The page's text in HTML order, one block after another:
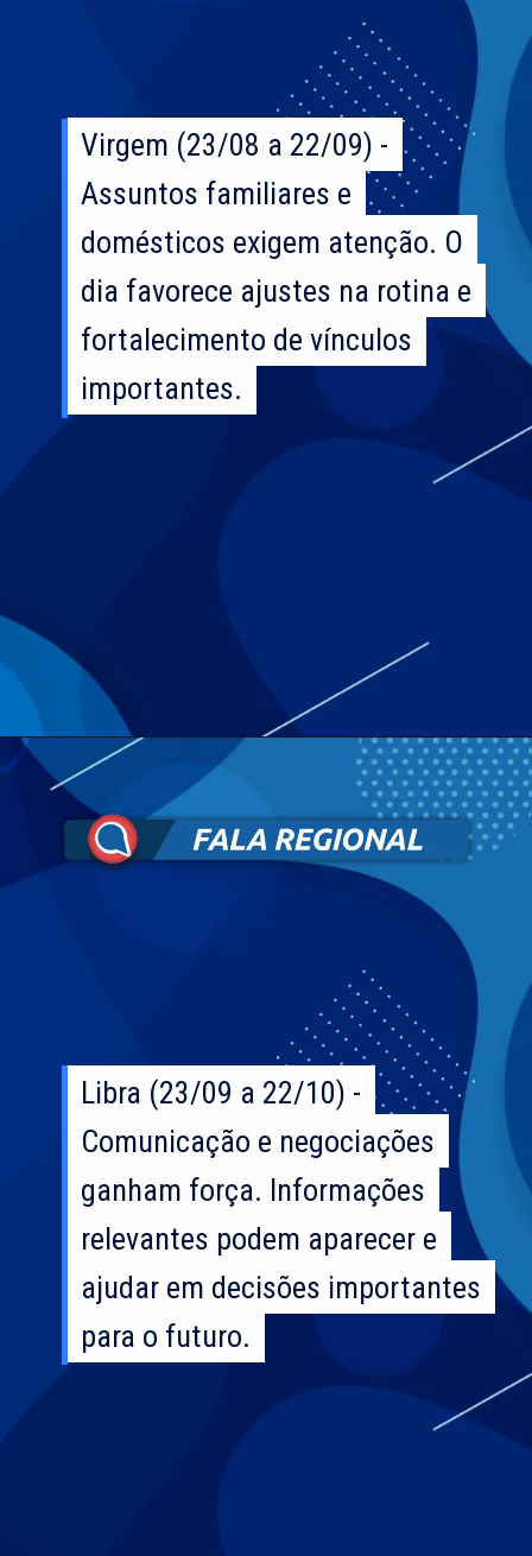
Virgem (23/08 a 22/09) -
Assuntos familiares e
domésticos exigem atenção. O
dia favorece ajustes na rotina e
fortalecimento de vínculos
importantes.
Virgem (23/08 a 22/09) -
Assuntos familiares e
domésticos exigem atenção. O
dia favorece ajustes na rotina e
fortalecimento de vínculos
importantes.
Libra (23/09 a 22/10) -
Comunicação e negociações
ganham força. Informações
relevantes podem aparecer e
ajudar em decisões importantes
para o futuro.
Libra (23/09 a 22/10) -
Comunicação e negociações
ganham força. Informações
relevantes podem aparecer e
ajudar em decisões importantes
para o futuro.